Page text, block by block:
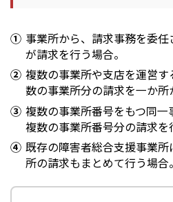
事業所から、請求事務を委
が請求を行う場合。
複数の事業所や支店を運営
数の事業所分の請求を一か所
複数の事業所番号をもつ同一
複数の事業所番号分の請求を
既存の障害者総合支援事業
所の請求もまとめて行う場合。